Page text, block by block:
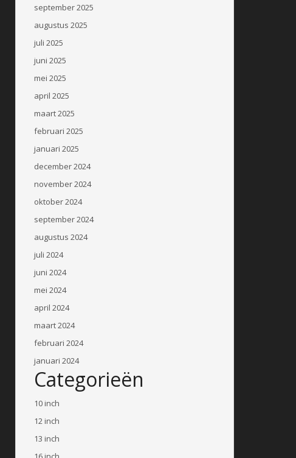
september 2025
augustus 2025
juli 2025
juni 2025
mei 2025
april 2025
maart 2025
februari 2025
januari 2025
december 2024
november 2024
oktober 2024
september 2024
augustus 2024
juli 2024
juni 2024
mei 2024
april 2024
maart 2024
februari 2024
januari 2024
Categorieën
10 inch
12 inch
13 inch